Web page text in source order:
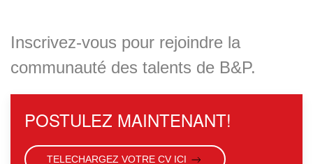
Inscrivez-vous pour rejoindre la
communauté des talents de B&P.
POSTULEZ MAINTENANT!
TELECHARGEZ VOTRE CV ICI